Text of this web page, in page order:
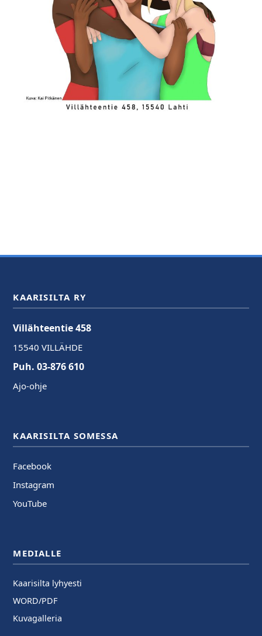
KAARISILTA RY
Villähteentie 458
15540 VILLÄHDE
Puh. 03-876 610
Ajo-ohje
KAARISILTA SOMESSA
Facebook
Instagram
YouTube
MEDIALLE
Kaarisilta lyhyesti
WORD/PDF
Kuvagalleria